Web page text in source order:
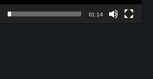
01:14